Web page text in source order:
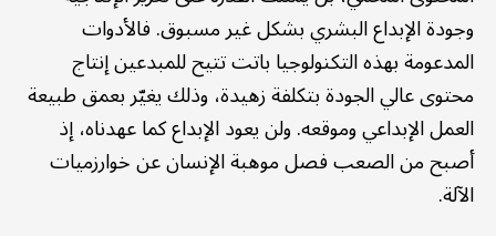
وجودة الإبداع البشري بشكل غير مسبوق. فالأدوات
المدعومة بهذه التكنولوجيا باتت تتيح للمبدعين إنتاج
محتوى عالي الجودة بتكلفة زهيدة، وذلك يغيّر بعمق طبيعة
العمل الإبداعي وموقعه. ولن يعود الإبداع كما عهدناه، إذ
أصبح من الصعب فصل موهبة الإنسان عن خوارزميات
الآلة.